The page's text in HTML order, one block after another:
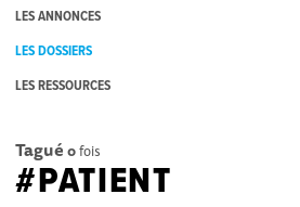
LES ANNONCES
LES DOSSIERS
LES RESSOURCES
Tagué 0fois
#PATIENT